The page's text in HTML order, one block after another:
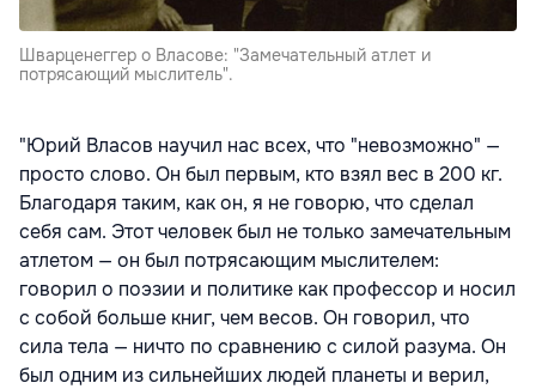
Шварценеггер о Власове: "Замечательный атлет и
потрясающий мыслитель".
"Юрий Власов научил нас всех, что "невозможно" —
просто слово. Он был первым, кто взял вес в 200 кг.
Благодаря таким, как он, я не говорю, что сделал
себя сам. Этот человек был не только замечательным
атлетом — он был потрясающим мыслителем:
говорил о поэзии и политике как профессор и носил
с собой больше книг, чем весов. Он говорил, что
сила тела — ничто по сравнению с силой разума. Он
был одним из сильнейших людей планеты и верил,